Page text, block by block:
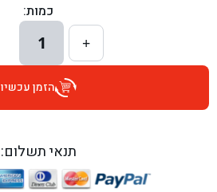
בן גל - הרצל 6, גדרה - גדרה
בן גל - שדרות דוד בן גוריון 8, באר שבע - באר שבע
בן גל - היובלים 26, הוד השרון - הוד השרון
כמות:
+
1
הזמן עכשיו
תנאי תשלום: